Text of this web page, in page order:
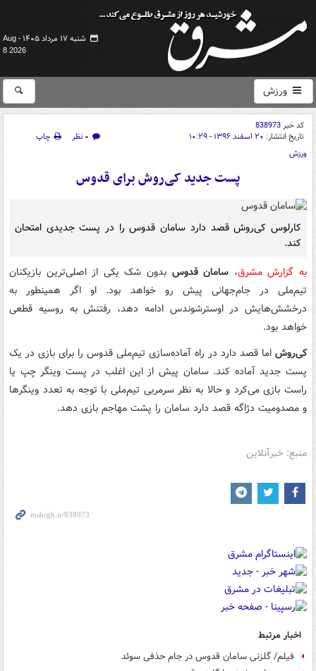
شنبه ۱۷ مرداد ۱۴۰۵ -
Aug
8 2026
ورزش
کد خبر838973
تاریخ انتشار: ۲۰ اسفند ۱۳۹۶ - ۱۰:۲۹ ۰ نظر
چاپ
ورزش
پست جدید کی‌روش برای قدوس
کارلوس کی‌روش قصد دارد سامان قدوس را در پست جدیدی امتحان
کند.
به گزارش مشرق، سامان قدوس بدون شک یکی از اصلی‌ترین بازیکنان
تیم‌ملی در جام‌جهانی پیش رو خواهد بود. او اگر همینطور به
درخشش‌هایش در اوسترشوندس ادامه دهد، رفتنش به روسیه قطعی
خواهد بود.
کی‌روش اما قصد دارد در راه آماده‌سازی تیم‌ملی قدوس را برای بازی در یک
پست جدید آماده کند. سامان پیش از این اغلب در پست وینگر چپ یا
راست بازی می‌کرد و حالا به نظر سرمربی تیم‌ملی با توجه به تعدد وینگرها
و مصدومیت دژاگه قصد دارد سامان را پشت مهاجم بازی دهد.
منبع: خبرآنلاین
اخبار مرتبط
فیلم/ گلزنی سامان قدوس در جام حذفی سوئد